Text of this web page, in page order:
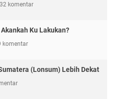
32 komentar
Ku Lakukan?
komentar
(Lonsum) Lebih Dekat